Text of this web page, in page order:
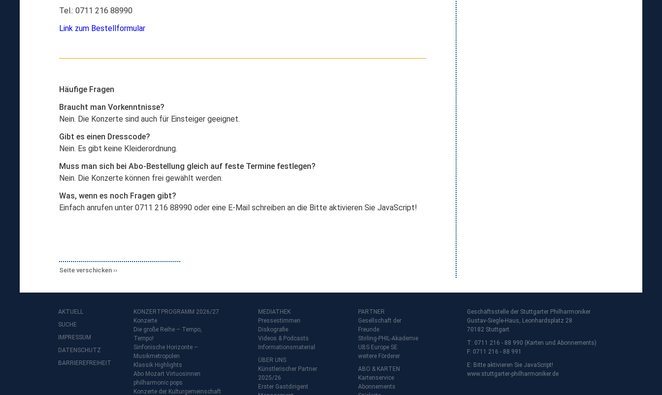
Tel.: 0711 216 88990
Link zum Bestellformular
Häufige Fragen
Braucht man Vorkenntnisse?
Nein. Die Konzerte sind auch für Einsteiger geeignet.
Gibt es einen Dresscode?
Nein. Es gibt keine Kleiderordnung.
Muss man sich bei Abo-Bestellung gleich auf feste Termine festlegen?
Nein. Die Konzerte können frei gewählt werden.
Was, wenn es noch Fragen gibt?
Einfach anrufen unter 0711 216 88990 oder eine E-Mail schreiben an die Bitte aktivieren Sie JavaScript!
Seite verschicken
AKTUELL
SUCHE
IMPRESSUM
DATENSCHUTZ
BARRIEREFREIHEIT
KONZERTPROGRAMM 2026/27
Konzerte
Die große Reihe – Tempo,
Tempo!
Sinfonische Horizonte –
Musikmetropolen
Klassik Highlights
Abo Mozart Virtuosinnen
philharmonic pops
Konzerte der Kulturgemeinschaft
MEDIATHEK
Pressestimmen
Diskografie
Videos & Podcasts
Informationsmaterial
ÜBER UNS
Künstlerischer Partner
2025/26
Erster Gastdirigent
PARTNER
Gesellschaft der
Freunde
Stirling-PHIL-Akademie
UBS Europe SE
weitere Förderer
ABO & KARTEN
Kartenservice
Abonnements
Geschäftsstelle der Stuttgarter Philharmoniker
Gustav-Siegle-Haus, Leonhardsplatz 28
70182 Stuttgart
T: 0711 216 - 88 990 (Karten und Abonnements)
F: 0711 216 - 88 991
E: Bitte aktivieren Sie JavaScript!
www.stuttgarter-philharmoniker.de